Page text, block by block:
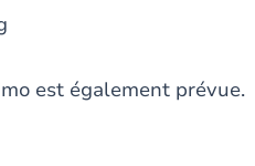
est également prévue.